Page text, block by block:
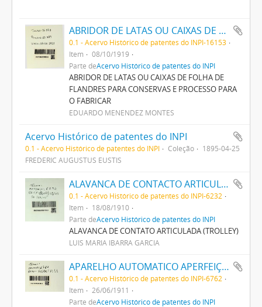
ABRIDOR DE LATAS OU CAIXAS DE FOLHA DE FLANDRES PARA CONSERVAS E PROCESSO PARA O FABRICAR
0.1 - Acervo Histórico de patentes do INPI-16153
Item
08/10/1919
Parte deAcervo Histórico de patentes do INPI
ABRIDOR DE LATAS OU CAIXAS DE FOLHA DE
FLANDRES PARA CONSERVAS E PROCESSO PARA
O FABRICAR
EDUARDO MENENDEZ MONTES
Acervo Histórico de patentes do INPI
0.1 - Acervo Histórico de patentes do INPI Coleção
1895-04-25
FREDERIC AUGUSTUS EUSTIS
ALAVANCA DE CONTACTO ARTICULADA (TROLLEY)
0.1 - Acervo Histórico de patentes do INPI-6232
Item
18/08/1910
Parte deAcervo Histórico de patentes do INPI
ALAVANCA DE CONTATO ARTICULADA (TROLLEY)
LUIS MARIA IBARRA GARCIA
APARELHO AUTOMATICO APERFEIÇOADO PARA REGULAR COMBUSTORES DE GAZ
0.1 - Acervo Histórico de patentes do INPI-6762
Item
26/06/1911
Parte deAcervo Histórico de patentes do INPI